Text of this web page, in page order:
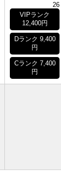
26
VIPランク
12,400円
Dランク 9,400
円
Cランク 7,400
円